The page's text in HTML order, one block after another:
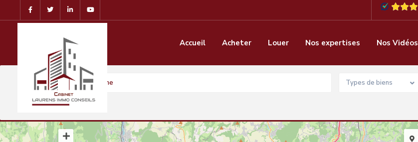
Accueil Acheter Louer Nos expertises Nos Vidéos
Types de biens